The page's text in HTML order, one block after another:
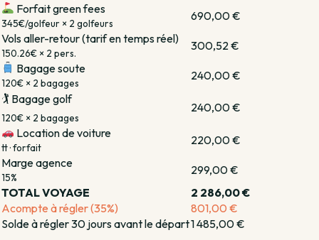
Forfait green fees
345€/golfeur × 2 golfeurs
690,00 €
Vols aller-retour (tarif en temps réel)
150.26€ × 2 pers.
300,52 €
Bagage soute
120€ × 2 bagages
240,00 €
🏌️ Bagage golf
120€ × 2 bagages
240,00 €
Location de voiture
tt · forfait
220,00 €
Marge agence
15%
299,00 €
TOTAL VOYAGE
2 286,00 €
Acompte à régler (35%)
801,00 €
Solde à régler 30 jours avant le départ1 485,00 €